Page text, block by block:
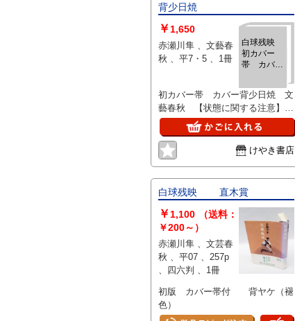
背少日焼
白球残映
初カバー
帯 カバー
￥ 1,650
赤瀬川隼 、文藝春
秋 、平7・5 、1冊
初カバー帯 カバー背少日焼 文
藝春秋 【状態に関する注意】け
やき書店の掲載品は全て、状態に
関わらず「中古品（並）」と表示
されています。「日本の古本屋」
は６段階の「状態」表記が必須と
特質上、状態の簡易な区分けは適
切ではない（不可能な）為、状態
欄の「中古品（並）」という表現
は考慮にいれないで下さい。痛み
などの瑕疵につきましては、解説
欄等をご参考にして下さい。状態
表記の無いものは特に問題なく良
けやき書店
白球残映 直木賞
￥ 1,100
（送料：
￥200～）
赤瀬川隼 、文芸春
秋 、平07 、257p
、四六判 、1冊
初版 カバー帯付 背ヤケ（褪
色）